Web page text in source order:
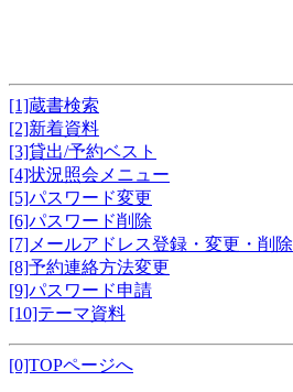
[1]蔵書検索
[2]新着資料
[3]貸出/予約ベスト
[4]状況照会メニュー
[5]パスワード変更
[6]パスワード削除
[7]メールアドレス登録・変更・削除
[8]予約連絡方法変更
[9]パスワード申請
[10]テーマ資料
[0]TOPページへ